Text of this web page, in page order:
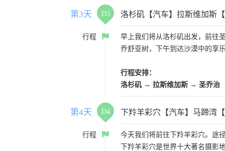
第3天 D3 洛杉矶【汽车】拉斯维加斯
行程
早上我们将从洛杉矶出发，前往
乔舒亚树，下午到达沙漠中的享
行程安排：
洛杉矶 → 拉斯维加斯 → 圣乔治
第4天 D4 下羚羊彩穴【汽车】马蹄湾
行程
今天我们将前往下羚羊彩穴。途
下羚羊彩穴是世界十大著名摄